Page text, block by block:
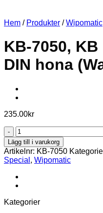
Hem / Produkter / Wipomatic
KB-7050,
DIN hona
235.00kr
KB-
7050,
KB
hane
-
6-
pin
hona
Lägg till i varukorg
Artikelnr: KB-7050
Special , Wipomatic
Kategorier